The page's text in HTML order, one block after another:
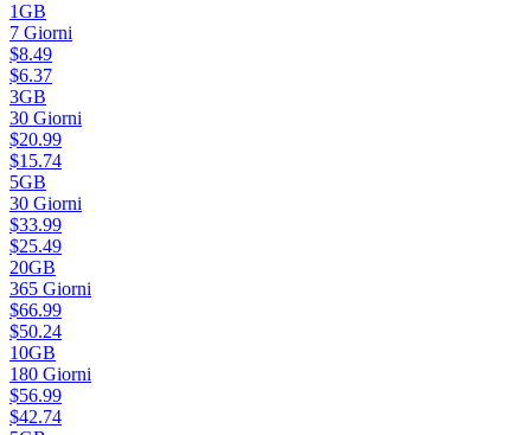
1GB
7 Giorni
$8.49
$6.37
3GB
30 Giorni
$20.99
$15.74
5GB
30 Giorni
$33.99
$25.49
20GB
365 Giorni
$66.99
$50.24
10GB
180 Giorni
$56.99
$42.74